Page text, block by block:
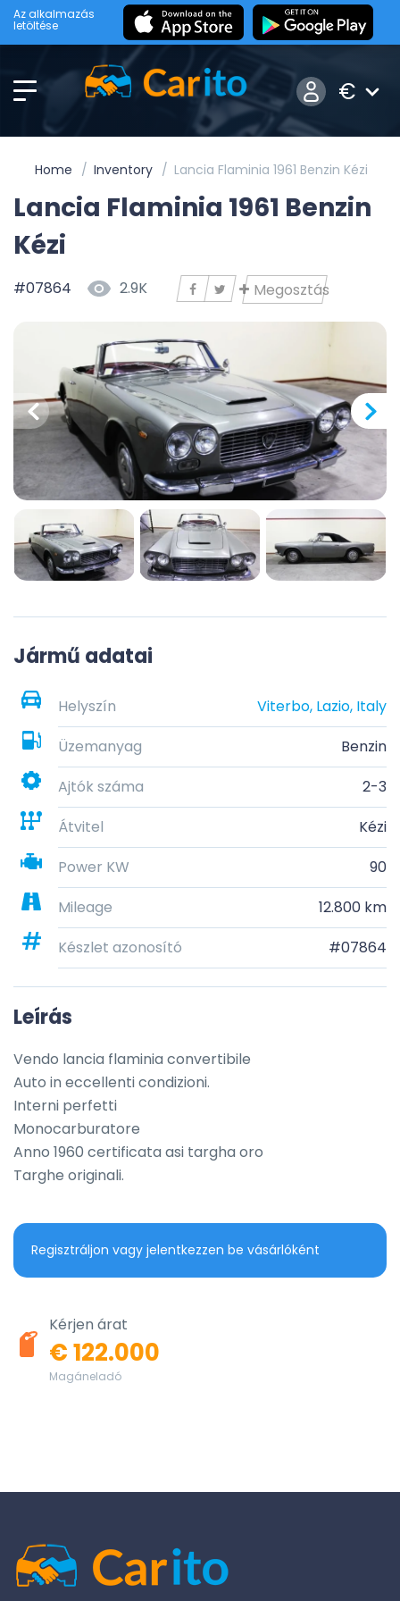
Az alkalmazás
letöltése
€
Home Inventory Lancia Flaminia 1961 Benzin Kézi
Lancia Flaminia 1961 Benzin
Kézi
#07864 2.9K Megosztás
Jármű adatai
Helyszín
Viterbo, Lazio, Italy
Üzemanyag
Benzin
Ajtók száma
2-3
Átvitel
Kézi
Power KW
90
Mileage
12.800 km
Készlet azonosító
#07864
Leírás
Vendo lancia flaminia convertibile
Auto in eccellenti condizioni.
Interni perfetti
Monocarburatore
Anno 1960 certificata asi targha oro
Targhe originali.
Regisztráljon vagy jelentkezzen be vásárlóként
Kérjen árat
€ 122.000
Magáneladó